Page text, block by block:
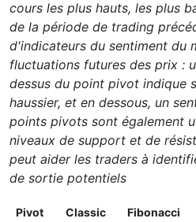
cours les plus hauts, les plus
de la période de trading
d'indicateurs du sentiment du
fluctuations futures des prix :
dessus du point pivot indique
haussier, et en dessous, un
points pivots sont également
niveaux de support et de
peut aider les traders à
de sortie potentiels
Pivot Classic Fibonacci